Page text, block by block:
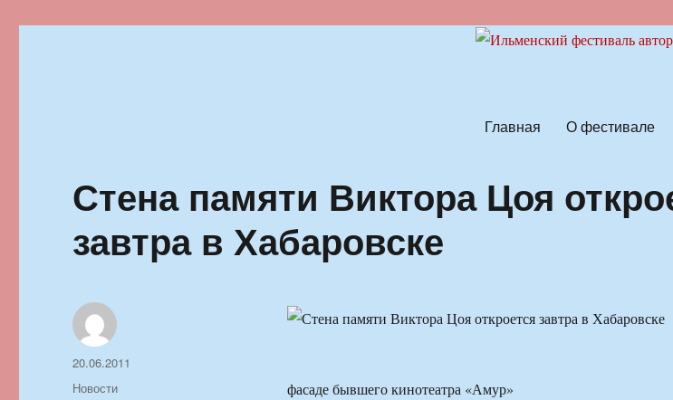
Главная О фестивале
Стена памяти Виктора Цоя
завтра в Хабаровске
фасаде бывшего кинотеатра «Амур»
Автор
Опубликовано
20.06.2011
Рубрики
Новости